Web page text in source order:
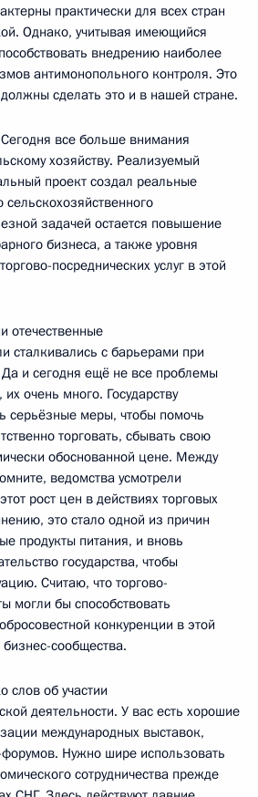
практически для всех стран
Однако, учитывая имеющийся
внедрению наиболее
антимонопольного контроля. Это
сделать это и в нашей стране.
все больше внимания
хозяйству. Реализуемый
проект создал реальные
задачей остается повышение
бизнеса, а также уровня
посреднических услуг в этой
отечественные
сталкивались с барьерами при
Да и сегодня ещё не все проблемы
очень много. Государству
серьёзные меры, чтобы помочь
торговать, сбывать свою
обоснованной цене. Между
ведомства усмотрели
рост цен в действиях торговых
это стало одной из причин
продукты питания, и вновь
государства, чтобы
Считаю, что торгово-
могли бы способствовать
конкуренции в этой
сообщества.
слов об участии
деятельности. У вас есть хорошие
международных выставок,
Нужно шире использовать
сотрудничества прежде